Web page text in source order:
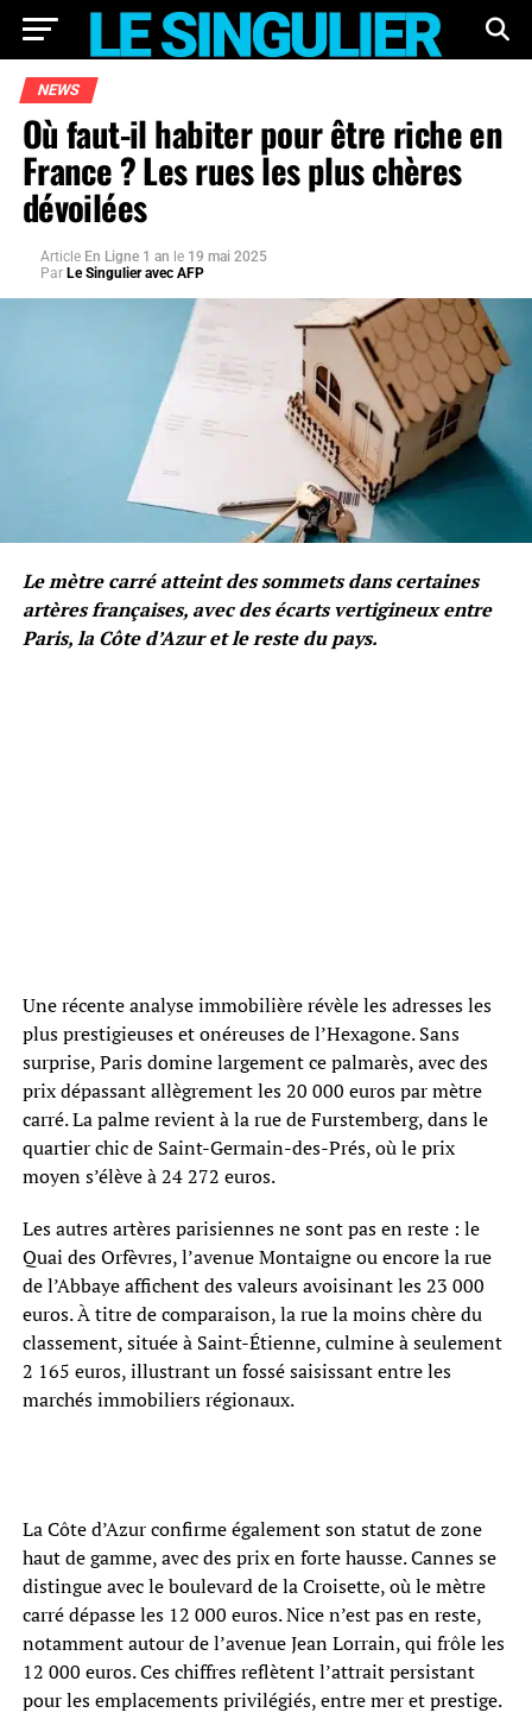
NEWS
Où faut-il habiter pour être riche en
France ? Les rues les plus chères
dévoilées
Article En Ligne 1 an le 19 mai 2025
Par Le Singulier avec AFP
Le mètre carré atteint des sommets dans certaines
artères françaises, avec des écarts vertigineux entre
Paris, la Côte d’Azur et le reste du pays.
Une récente analyse immobilière révèle les adresses les
plus prestigieuses et onéreuses de l’Hexagone. Sans
surprise, Paris domine largement ce palmarès, avec des
prix dépassant allègrement les 20 000 euros par mètre
carré. La palme revient à la rue de Furstemberg, dans le
quartier chic de Saint-Germain-des-Prés, où le prix
moyen s’élève à 24 272 euros.
Les autres artères parisiennes ne sont pas en reste : le
Quai des Orfèvres, l’avenue Montaigne ou encore la rue
de l’Abbaye affichent des valeurs avoisinant les 23 000
euros. À titre de comparaison, la rue la moins chère du
classement, située à Saint-Étienne, culmine à seulement
2 165 euros, illustrant un fossé saisissant entre les
marchés immobiliers régionaux.
La Côte d’Azur confirme également son statut de zone
haut de gamme, avec des prix en forte hausse. Cannes se
distingue avec le boulevard de la Croisette, où le mètre
carré dépasse les 12 000 euros. Nice n’est pas en reste,
notamment autour de l’avenue Jean Lorrain, qui frôle les
12 000 euros. Ces chiffres reflètent l’attrait persistant
pour les emplacements privilégiés, entre mer et prestige.